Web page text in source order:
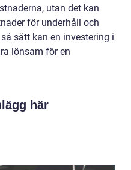
utan det kan
för underhåll och
sätt kan en investering i
lönsam för en
här